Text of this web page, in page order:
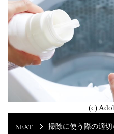
(c)
掃除に使う際の適切